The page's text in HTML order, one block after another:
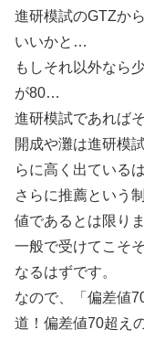
進研模試のGTZか
いいかと…
もしそれ以外なら
が80…
進研模試であれば
開成や灘は進研模
らに高く出ている
さらに推薦という
値であるとは限りま
一般で受けてこそ
なるはずです。
なので、「偏差値
道！偏差値70超え